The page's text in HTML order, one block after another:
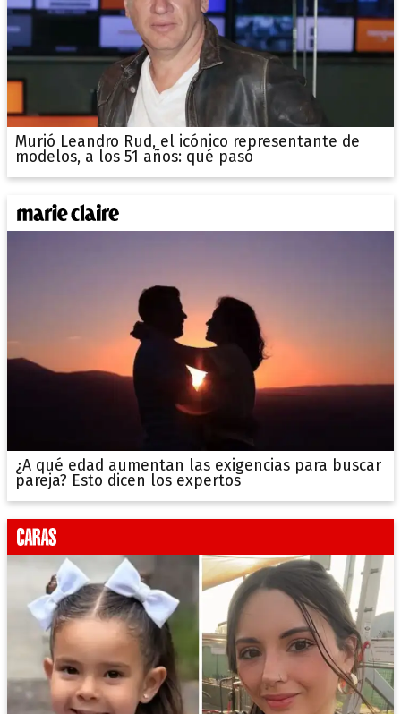
Murió Leandro Rud, el icónico representante de
modelos, a los 51 años: qué pasó
¿A qué edad aumentan las exigencias para buscar
pareja? Esto dicen los expertos